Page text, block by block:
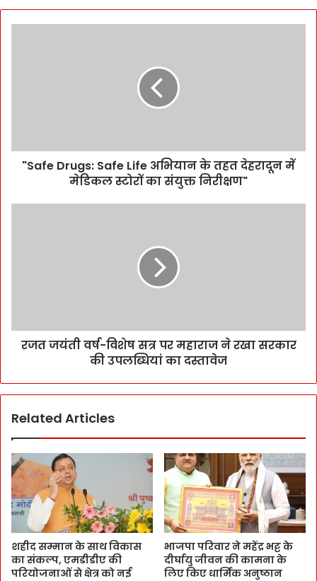
"Safe Drugs: Safe Life अभियान के तहत देहरादून में
मेडिकल स्टोरों का संयुक्त निरीक्षण"
रजत जयंती वर्ष-विशेष सत्र पर महाराज ने रखा सरकार
की उपलब्धियां का दस्तावेज
Related Articles
शहीद सम्मान के साथ विकास
का संकल्प, एमडीडीए की
परियोजनाओं से क्षेत्र को नई
भाजपा परिवार ने महेंद्र भट्ट के
दीर्घायु जीवन की कामना के
लिए किए धार्मिक अनुष्ठान